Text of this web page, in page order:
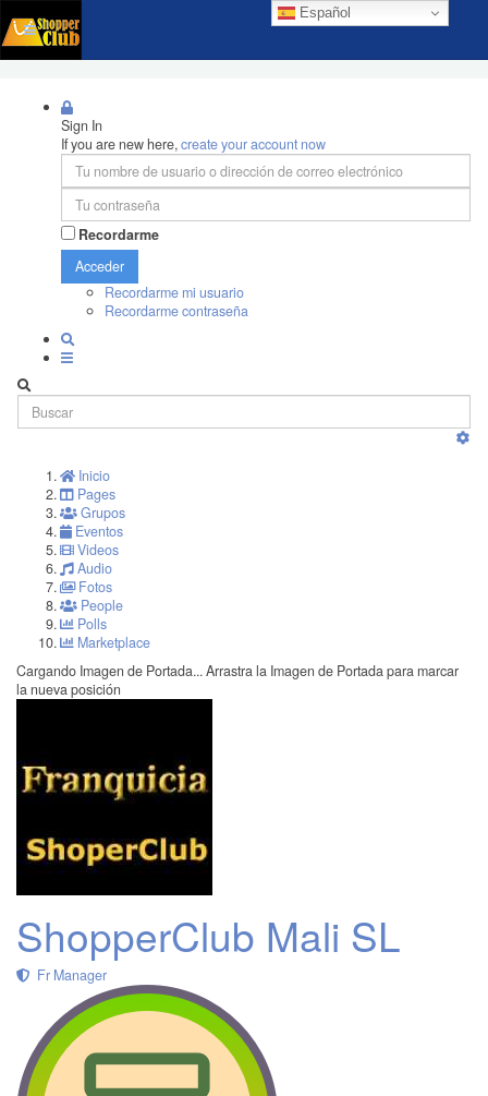
Español
Sign In
If you are new here,create your account now
Recordarme
Acceder
Recordarme mi usuario
Recordarme contraseña
Inicio
Pages
Grupos
Eventos
Videos
Audio
Fotos
People
Polls
Marketplace
Cargando Imagen de Portada... Arrastra la Imagen de Portada para marcar
la nueva posición
ShopperClub Mali SL
Fr Manager